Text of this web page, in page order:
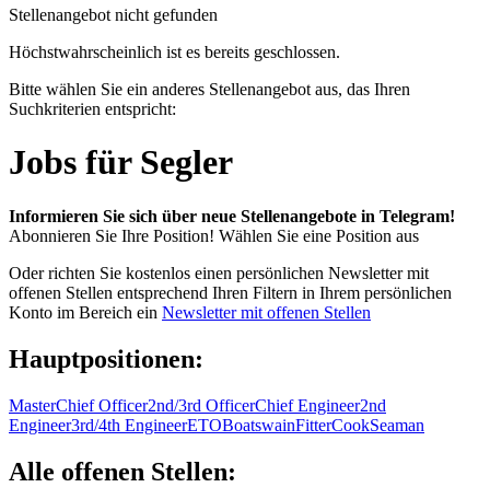
Stellenangebot nicht gefunden
Höchstwahrscheinlich ist es bereits geschlossen.
Bitte wählen Sie ein anderes Stellenangebot aus, das Ihren
Suchkriterien entspricht:
Jobs für Segler
Informieren Sie sich über neue Stellenangebote in Telegram!
Abonnieren Sie Ihre Position! Wählen Sie eine Position aus
Oder richten Sie kostenlos einen persönlichen Newsletter mit
offenen Stellen entsprechend Ihren Filtern in Ihrem persönlichen
Konto im Bereich ein Newsletter mit offenen Stellen
Hauptpositionen:
MasterChief Officer2nd/3rd OfficerChief Engineer2nd
Engineer3rd/4th EngineerETOBoatswainFitterCookSeaman
Alle offenen Stellen: